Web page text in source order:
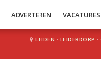
ADVERTEREN VACATURES
LEIDEN · LEIDERDORP ·